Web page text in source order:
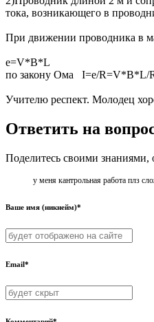
тока, возникающего в
При движении проводника в
е=V*B*L
по закону Ома I=е/R=V*B*L/
Учителю респект. Молодец
Ответить на
Поделитесь своими знаниями,
у меня кантрольная работа плз
Ваше имя (никнейм)*
Email*